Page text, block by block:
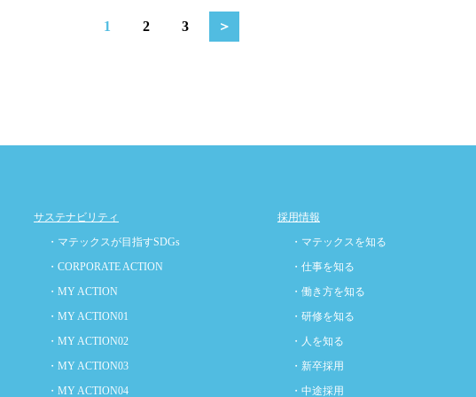
1 2 3 ＞
サステナビリティ
・マテックスが目指すSDGs
・CORPORATE ACTION
・MY ACTION
・MY ACTION01
・MY ACTION02
・MY ACTION03
・MY ACTION04
採用情報
・マテックスを知る
・仕事を知る
・働き方を知る
・研修を知る
・人を知る
・新卒採用
・中途採用